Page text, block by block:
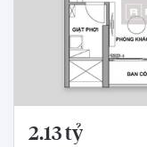
2.13 tỷ